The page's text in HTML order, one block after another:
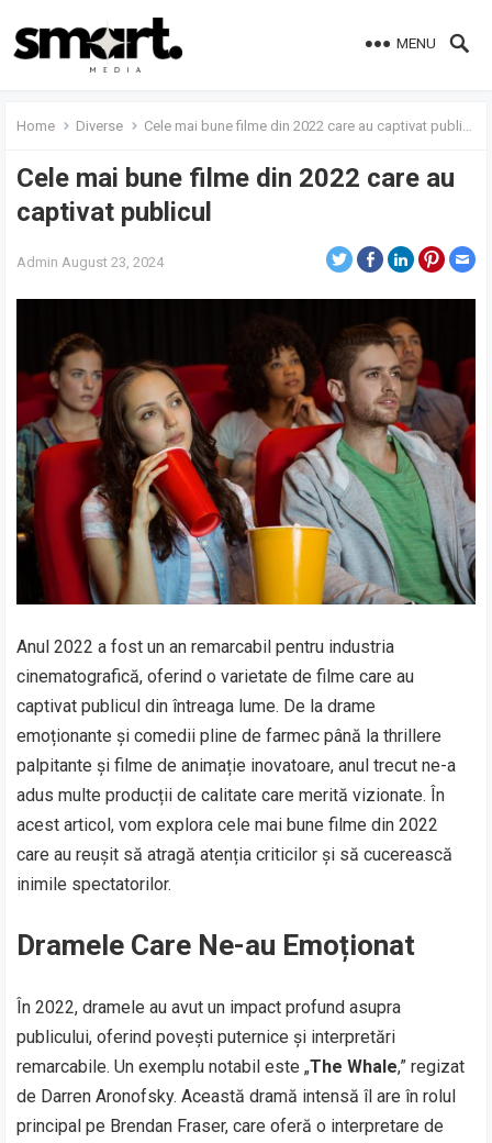
MENU
Home Diverse Cele mai bune filme din 2022 care au captivat publicul
Cele mai bune filme din 2022 care au
captivat publicul
Admin August 23, 2024
Anul 2022 a fost un an remarcabil pentru industria
cinematografică, oferind o varietate de filme care au
captivat publicul din întreaga lume. De la drame
emoționante și comedii pline de farmec până la thrillere
palpitante și filme de animație inovatoare, anul trecut ne-a
adus multe producții de calitate care merită vizionate. În
acest articol, vom explora cele mai bune filme din 2022
care au reușit să atragă atenția criticilor și să cucerească
inimile spectatorilor.
Dramele Care Ne-au Emoționat
În 2022, dramele au avut un impact profund asupra
publicului, oferind povești puternice și interpretări
remarcabile. Un exemplu notabil este „The Whale,” regizat
de Darren Aronofsky. Această dramă intensă îl are în rolul
principal pe Brendan Fraser, care oferă o interpretare de